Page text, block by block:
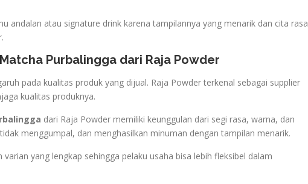
andalan atau signature drink karena tampilannya yang menarik dan cita rasa
Purbalingga dari Raja Powder
pada kualitas produk yang dijual. Raja Powder terkenal sebagai supplier
kualitas produknya.
dari Raja Powder memiliki keunggulan dari segi rasa, warna, dan
menggumpal, dan menghasilkan minuman dengan tampilan menarik.
yang lengkap sehingga pelaku usaha bisa lebih fleksibel dalam